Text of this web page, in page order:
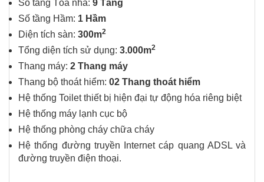
Số tầng Tòa nhà: 9 Tầng
Số tầng Hầm: 1 Hầm
Diện tích sàn: 300m2
Tổng diện tích sử dụng: 3.000m2
Thang máy: 2 Thang máy
Thang bộ thoát hiểm: 02 Thang thoát hiểm
Hệ thống Toilet thiết bị hiện đại tự động hóa riêng biệt
Hệ thống máy lạnh cục bộ
Hệ thống phòng cháy chữa cháy
Hệ thống đường truyền Internet cáp quang ADSL và
đường truyền điện thoại.